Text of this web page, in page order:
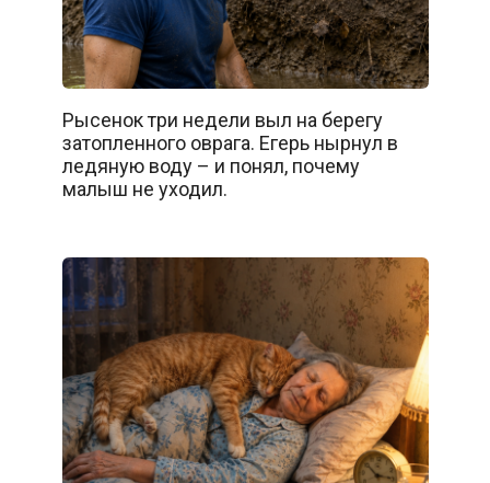
Рысенок три недели выл на берегу
затопленного оврага. Егерь нырнул в
ледяную воду – и понял, почему
малыш не уходил.